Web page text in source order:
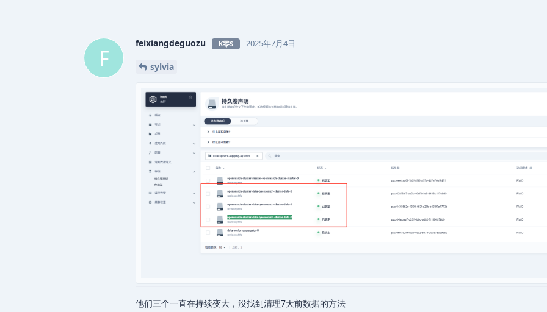
F
feixiangdeguozu K零S 2025年7月4日
sylvia
他们三个一直在持续变大，没找到清理7天前数据的方法